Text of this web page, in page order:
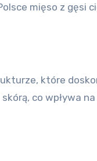
mięso z gęsi
które
co wpływa